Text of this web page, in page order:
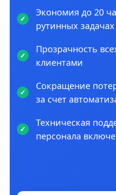
Экономия до 20
рутинных задачах
Прозрачность
клиентами
Сокращение
за счет
Техническая
персонала